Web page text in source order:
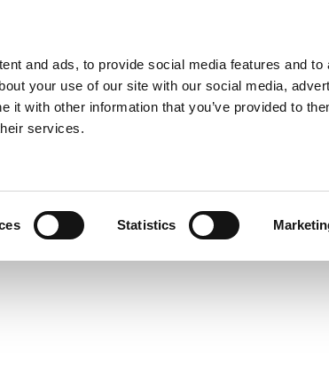
and ads, to provide social media features and to
your use of our site with our social media,
it with other information that you’ve provided to
services.
Statistics
DOWNLOADS